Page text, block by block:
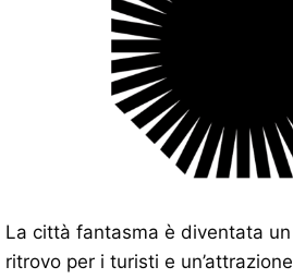
La città fantasma è diventata
ritrovo per i turisti e